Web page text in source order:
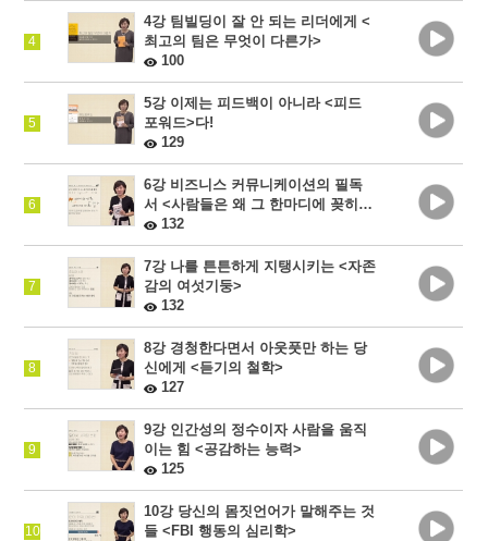
4
4강 팀빌딩이 잘 안 되는 리더에게 <
최고의 팀은 무엇이 다른가>
100
5
5강 이제는 피드백이 아니라 <피드
포워드>다!
129
6
6강 비즈니스 커뮤니케이션의 필독
서 <사람들은 왜 그 한마디에 꽂히는
가...132
7
7강 나를 튼튼하게 지탱시키는 <자존
감의 여섯기둥>
132
8
8강 경청한다면서 아웃풋만 하는 당
신에게 <듣기의 철학>
127
9
9강 인간성의 정수이자 사람을 움직
이는 힘 <공감하는 능력>
125
10
10강 당신의 몸짓언어가 말해주는 것
들 <FBI 행동의 심리학>